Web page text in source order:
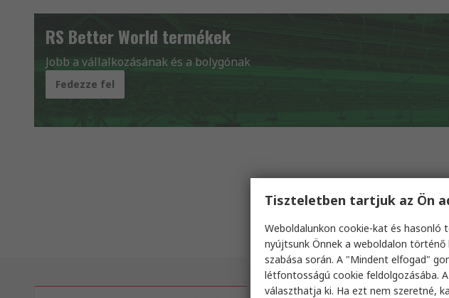
RS Better World termékek
Jobb a vállalkozásának és a bolygónak
Fedezze fel
Tiszteletben tartjuk az Ön
Weboldalunkon cookie-kat és hasonló
nyújtsunk Önnek a weboldalon
szabása során. A "Mindent elfogad"
létfontosságú cookie feldolgozásába.
választhatja ki. Ha ezt nem szeretné,